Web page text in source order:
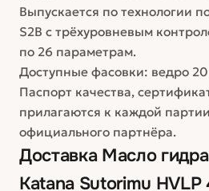
Выпускается по технологии
S2B с трёхуровневым
по 26 параметрам.
Доступные фасовки: ведро
Паспорт качества,
прилагаются к каждой
официального партнёра.
Доставка Масло
Katana Sutorimu HVLP